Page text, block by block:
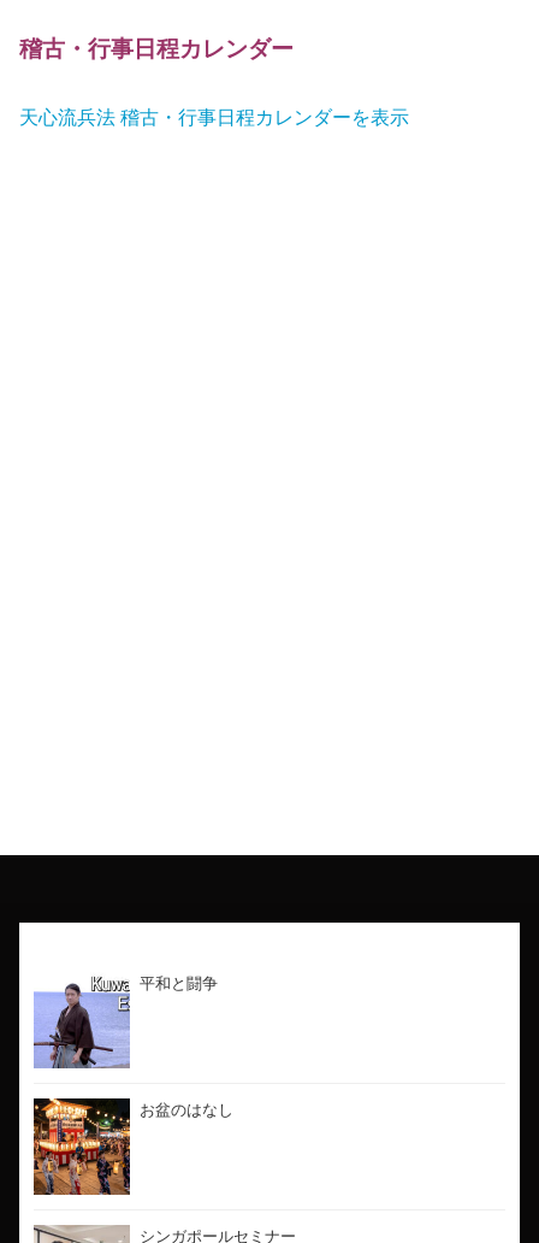
稽古・行事日程カレンダー
天心流兵法 稽古・行事日程カレンダーを表示
平和と闘争
お盆のはなし
シンガポールセミナー